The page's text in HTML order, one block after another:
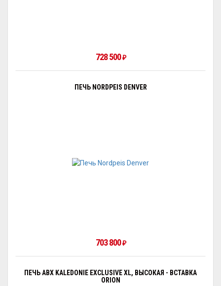
728 500₽
ПЕЧЬ NORDPEIS DENVER
703 800₽
ПЕЧЬ ABX KALEDONIE EXCLUSIVE XL, ВЫСОКАЯ - ВСТАВКА
ORION